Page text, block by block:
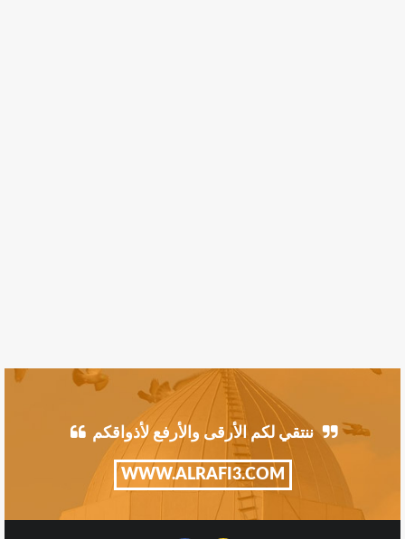
ننتقي لكم الأرقى والأرفع لأذواقكم
WWW.ALRAFI3.COM